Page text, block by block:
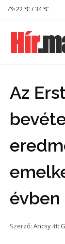
22 ℃ / 34 ℃
Az
évben
Szerző: Ancsy itt: